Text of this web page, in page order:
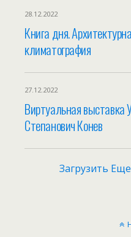
28.12.2022
Книга дня.
климатография
27.12.2022
Виртуальная выставка
Степанович Конев
Загрузить